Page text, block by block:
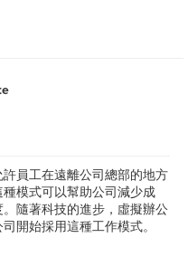
員工在遠離公司總部的地方
模式可以幫助公司減少成
隨著科技的進步，虛擬辦公
開始採用這種工作模式。